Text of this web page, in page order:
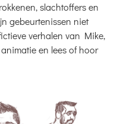
slachtoffers en
gebeurtenissen niet
verhalen van Mike,
en lees of hoor